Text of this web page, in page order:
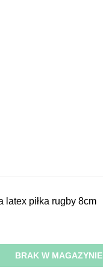
latex piłka rugby 8cm
BRAK W MAGAZYNIE